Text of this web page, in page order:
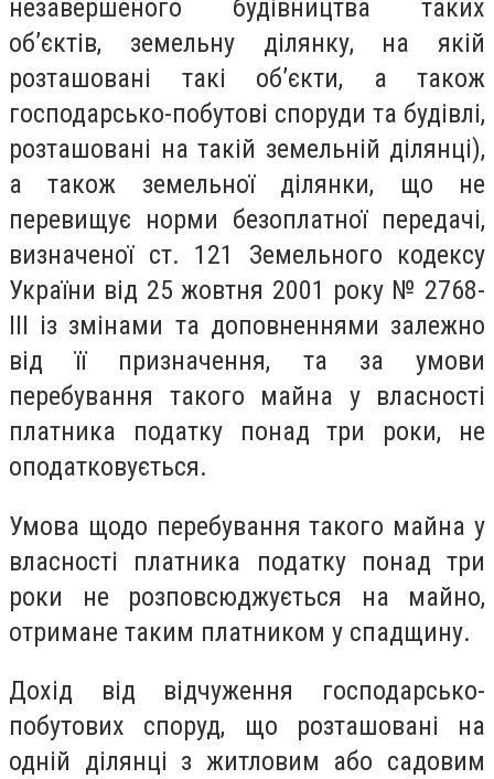
незавершеного будівництва таких
об’єктів, земельну ділянку, на якій
розташовані такі об’єкти, а також
господарсько-побутові споруди та будівлі,
розташовані на такій земельній ділянці),
а також земельної ділянки, що не
перевищує норми безоплатної передачі,
визначеної ст. 121 Земельного кодексу
України від 25 жовтня 2001 року № 2768-
III із змінами та доповненнями залежно
від її призначення, та за умови
перебування такого майна у власності
платника податку понад три роки, не
оподатковується.
Умова щодо перебування такого майна у
власності платника податку понад три
роки не розповсюджується на майно,
отримане таким платником у спадщину.
Дохід від відчуження господарсько-
побутових споруд, що розташовані на
одній ділянці з житловим або садовим